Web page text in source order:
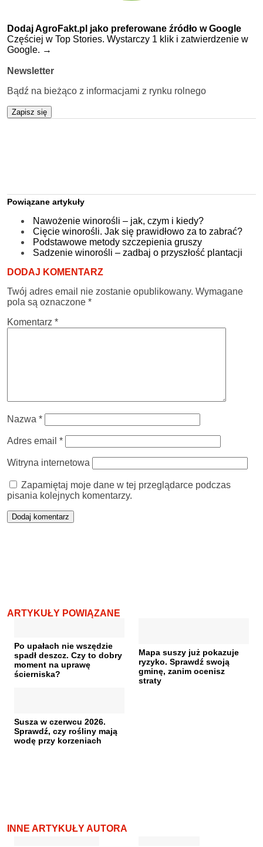
Dodaj AgroFakt.pl jako preferowane źródło w Google
Częściej w Top Stories. Wystarczy 1 klik i zatwierdzenie w
Google. →
Newsletter
Bądź na bieżąco z informacjami z rynku rolnego
Zapisz się
Powiązane artykuły
Nawożenie winorośli – jak, czym i kiedy?
Cięcie winorośli. Jak się prawidłowo za to zabrać?
Podstawowe metody szczepienia gruszy
Sadzenie winorośli – zadbaj o przyszłość plantacji
DODAJ KOMENTARZ
Twój adres email nie zostanie opublikowany. Wymagane
pola są oznaczone *
Komentarz *
Nazwa *
Adres email *
Witryna internetowa
Zapamiętaj moje dane w tej przeglądarce podczas
pisania kolejnych komentarzy.
ARTYKUŁY POWIĄZANE
Po upałach nie wszędzie
spadł deszcz. Czy to dobry
moment na uprawę
ścierniska?
Mapa suszy już pokazuje
ryzyko. Sprawdź swoją
gminę, zanim ocenisz
straty
Susza w czerwcu 2026.
Sprawdź, czy rośliny mają
wodę przy korzeniach
INNE ARTYKUŁY AUTORA